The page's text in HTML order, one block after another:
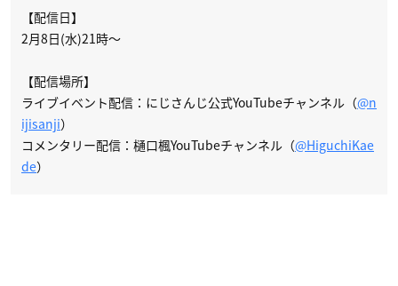
【配信日】
2月8日(水)21時〜
【配信場所】
ライブイベント配信：にじさんじ公式YouTubeチャンネル（@n
ijisanji）
コメンタリー配信：樋口楓YouTubeチャンネル（@HiguchiKae
de）